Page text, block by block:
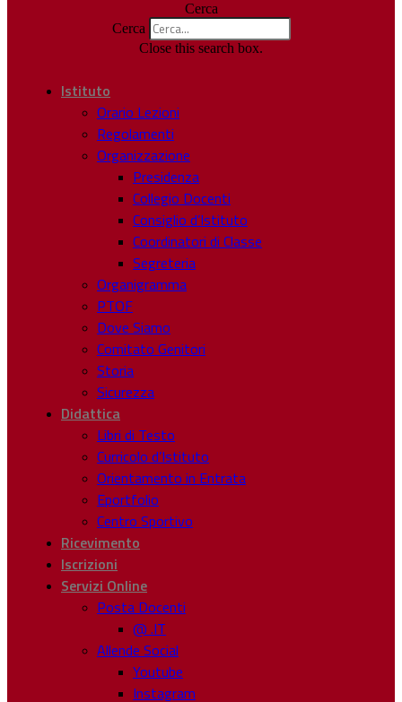
Cerca
Cerca
Close this search box.
Istituto
Orario Lezioni
Regolamenti
Organizzazione
Presidenza
Collegio Docenti
Consiglio d’Istituto
Coordinatori di Classe
Segreteria
Organigramma
PTOF
Dove Siamo
Comitato Genitori
Storia
Sicurezza
Didattica
Libri di Testo
Curricolo d’Istituto
Orientamento in Entrata
Eportfolio
Centro Sportivo
Ricevimento
Iscrizioni
Servizi Online
Posta Docenti
@ .IT
Allende Social
Youtube
Instagram